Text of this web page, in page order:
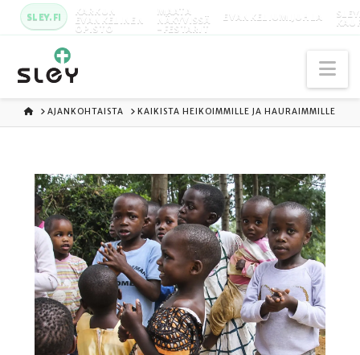
SLEY.FI KARKUN
EVANKELINEN
OPISTO
MAATA
NÄKYVISSÄ
-FESTARIT
EVANKELIUMIJUHLA
ETUSIVU
AJANKOHTAISTA KAIKISTA HEIKOIMMILLE JA HAURAIMMILLE